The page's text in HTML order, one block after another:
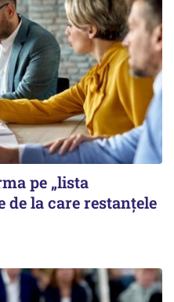
pe „lista
la care restanțele